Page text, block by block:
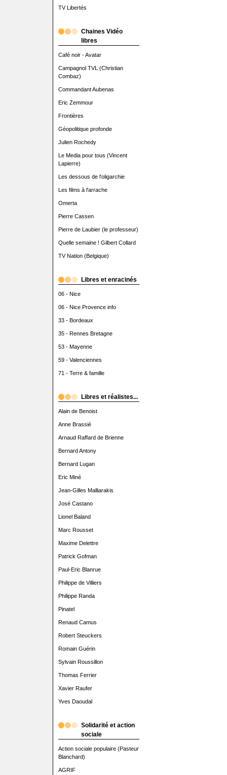
TV Libertés
Chaines Vidéo
libres
Café noir - Avatar
Campagnol TVL (Christian
Combaz)
Commandant Aubenas
Eric Zemmour
Frontières
Géopolitique profonde
Julien Rochedy
Le Media pour tous (Vincent
Lapierre)
Les dessous de l'oligarchie
Les films à l'arrache
Omerta
Pierre Cassen
Pierre de Laubier (le professeur)
Quelle semaine ! Gilbert Collard
TV Nation (Belgique)
Libres et enracinés
06 - Nice
06 - Nice Provence info
33 - Bordeaux
35 - Rennes Bretagne
53 - Mayenne
59 - Valenciennes
71 - Terre & famille
Libres et réalistes...
Alain de Benoist
Anne Brassié
Arnaud Raffard de Brienne
Bernard Antony
Bernard Lugan
Eric Miné
Jean-Gilles Malliarakis
José Castano
Lionel Baland
Marc Rousset
Maxime Delettre
Patrick Gofman
Paul-Eric Blanrue
Philippe de Villiers
Philippe Randa
Pinatel
Renaud Camus
Robert Steuckers
Romain Guérin
Sylvain Roussillon
Thomas Ferrier
Xavier Raufer
Yves Daoudal
Solidarité et action
sociale
Action sociale populaire (Pasteur
Blanchard)
AGRIF